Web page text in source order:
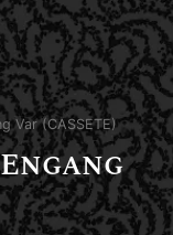
Var (CASSETE)